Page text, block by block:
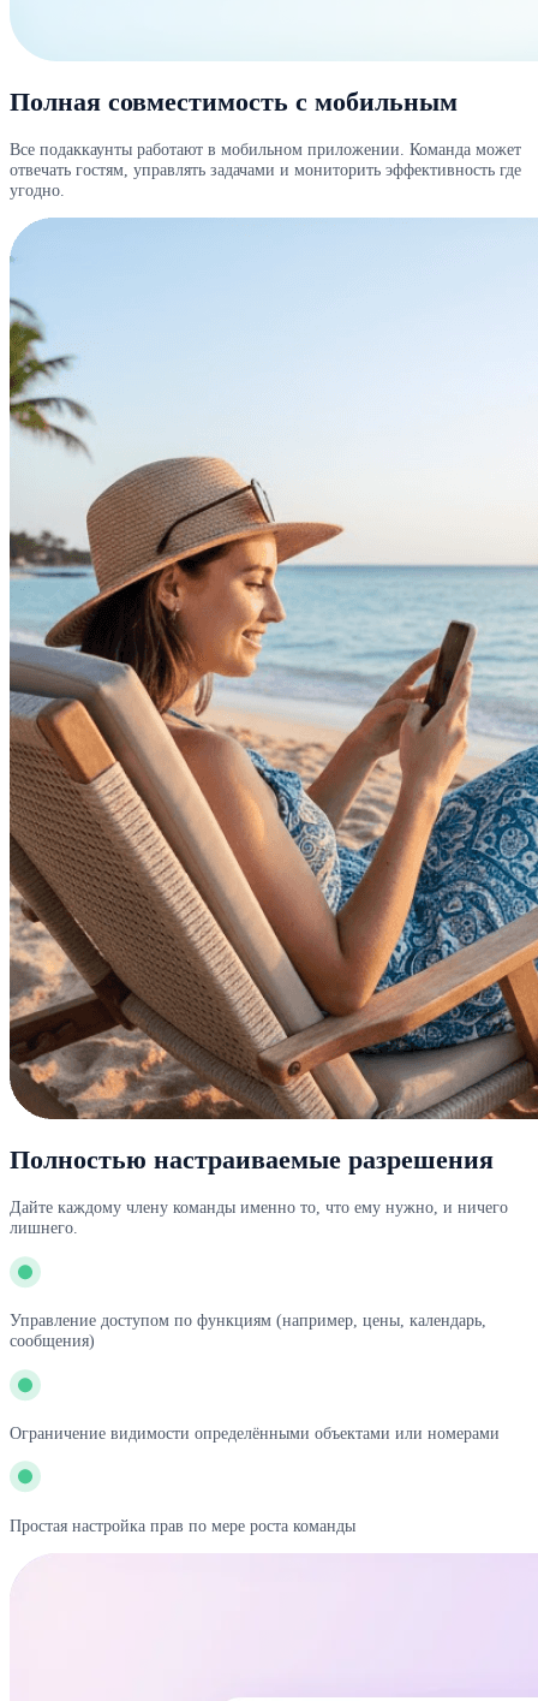
Полная совместимость с мобильным
Все подаккаунты работают в мобильном приложении. Команда может
отвечать гостям, управлять задачами и мониторить эффективность где
угодно.
Полностью настраиваемые разрешения
Дайте каждому члену команды именно то, что ему нужно, и ничего
лишнего.
Управление доступом по функциям (например, цены, календарь,
сообщения)
Ограничение видимости определёнными объектами или номерами
Простая настройка прав по мере роста команды